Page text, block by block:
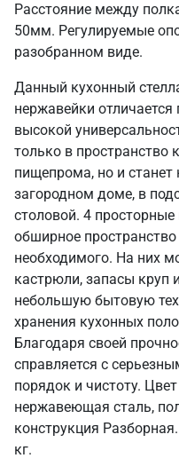
Расстояние между
50мм. Регулируемые
разобранном виде.
Данный кухонный
нержавейки
высокой
только в пространство
пищепрома, но и
загородном доме, в
столовой. 4
обширное
необходимого. На них
кастрюли, запасы круп
небольшую бытовую
хранения кухонных
Благодаря своей
справляется с
порядок и чистоту.
нержавеющая сталь,
конструкция
кг.